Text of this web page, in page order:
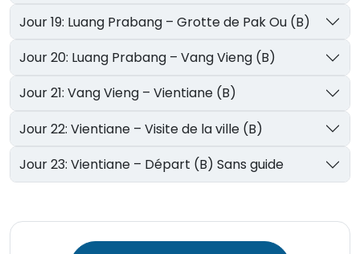
Jour 19: Luang Prabang – Grotte de Pak Ou (B)
Jour 20: Luang Prabang – Vang Vieng (B)
Jour 21: Vang Vieng – Vientiane (B)
Jour 22: Vientiane – Visite de la ville (B)
Jour 23: Vientiane – Départ (B) Sans guide